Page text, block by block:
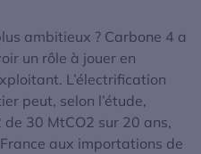
ambitieux ? Carbone 4 a
un rôle à jouer en
L’électrification
peut, selon l’étude,
de 30 MtCO2 sur 20 ans,
aux importations de